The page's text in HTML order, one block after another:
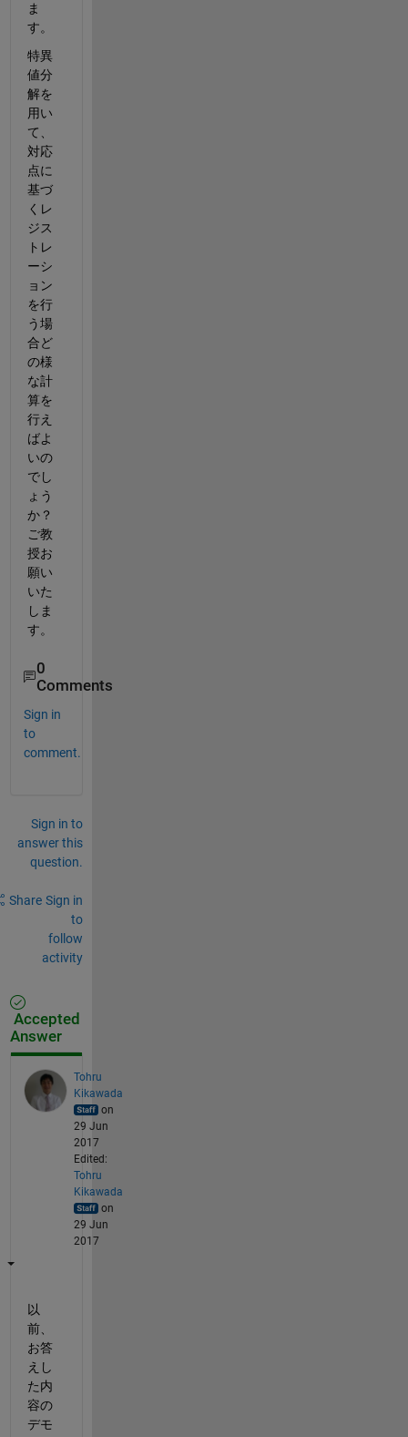
ま
す。
特異
値分
解を
用い
て、
対応
点に
基づ
くレ
ジス
トレ
ーシ
ョン
を行
う場
合ど
の様
な計
算を
行え
ばよ
いの
でし
ょう
か？
ご教
授お
願い
いた
しま
す。
0
Comments
Sign in
to
comment.
Sign in to
answer this
question.
Share Sign in
to
follow
activity
Accepted
Answer
Tohru
Kikawada
on
29 Jun
2017
Edited:
Tohru
Kikawada
on
29 Jun
2017
以
前、
お答
えし
た内
容の
デモ